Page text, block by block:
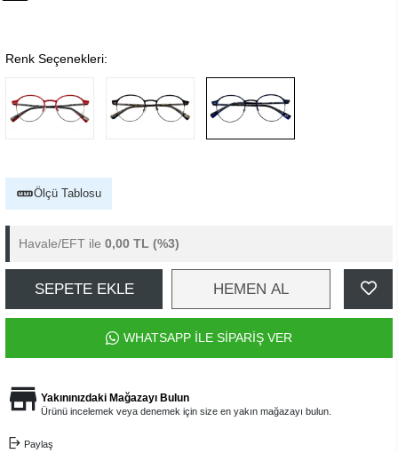
Renk Seçenekleri:
Ölçü Tablosu
Havale/EFT ile 0,00 TL (%3)
SEPETE EKLE HEMEN AL
WHATSAPP İLE SİPARİŞ VER
Yakınınızdaki Mağazayı Bulun
Ürünü incelemek veya denemek için size en yakın mağazayı bulun.
Paylaş